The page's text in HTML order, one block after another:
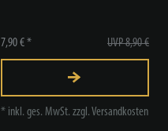
UVP 8,90 €
7,90 € *
* inkl. ges. MwSt. zzgl.Versandkosten